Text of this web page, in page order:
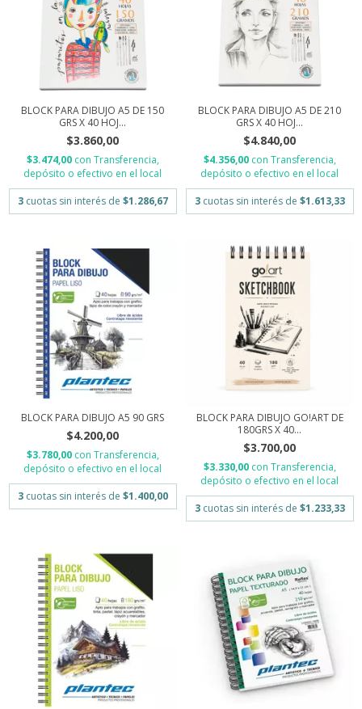
BLOCK PARA DIBUJO A5 DE 150
GRS X 40 HOJ...
$3.860,00
$3.474,00 con Transferencia,
depósito o efectivo en el local
3 cuotas sin interés de $1.286,67
BLOCK PARA DIBUJO A5 DE 210
GRS X 40 HOJ...
$4.840,00
$4.356,00 con Transferencia,
depósito o efectivo en el local
3 cuotas sin interés de $1.613,33
BLOCK PARA DIBUJO A5 90 GRS
$4.200,00
$3.780,00 con Transferencia,
depósito o efectivo en el local
3 cuotas sin interés de $1.400,00
BLOCK PARA DIBUJO GO!ART DE
180GRS X 40...
$3.700,00
$3.330,00 con Transferencia,
depósito o efectivo en el local
3 cuotas sin interés de $1.233,33